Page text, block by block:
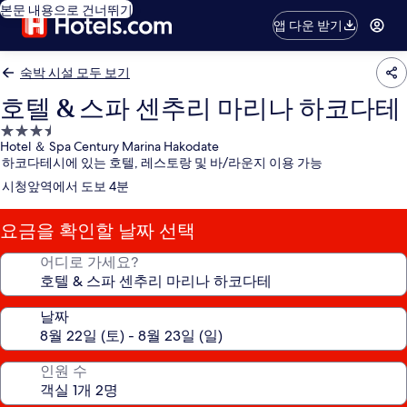
본문 내용으로 건너뛰기
앱 다운 받기
숙박 시설 모두 보기
호텔 & 스파 센추리 마리나 하코다테
3.5
성
급
숙
박
시
설
Hotel ＆ Spa Century Marina Hakodate
하코다테시에 있는 호텔, 레스토랑 및 바/라운지 이용 가능
시청앞역에서 도보 4분
요금을 확인할 날짜 선택
어디로 가세요?
날짜
인원 수